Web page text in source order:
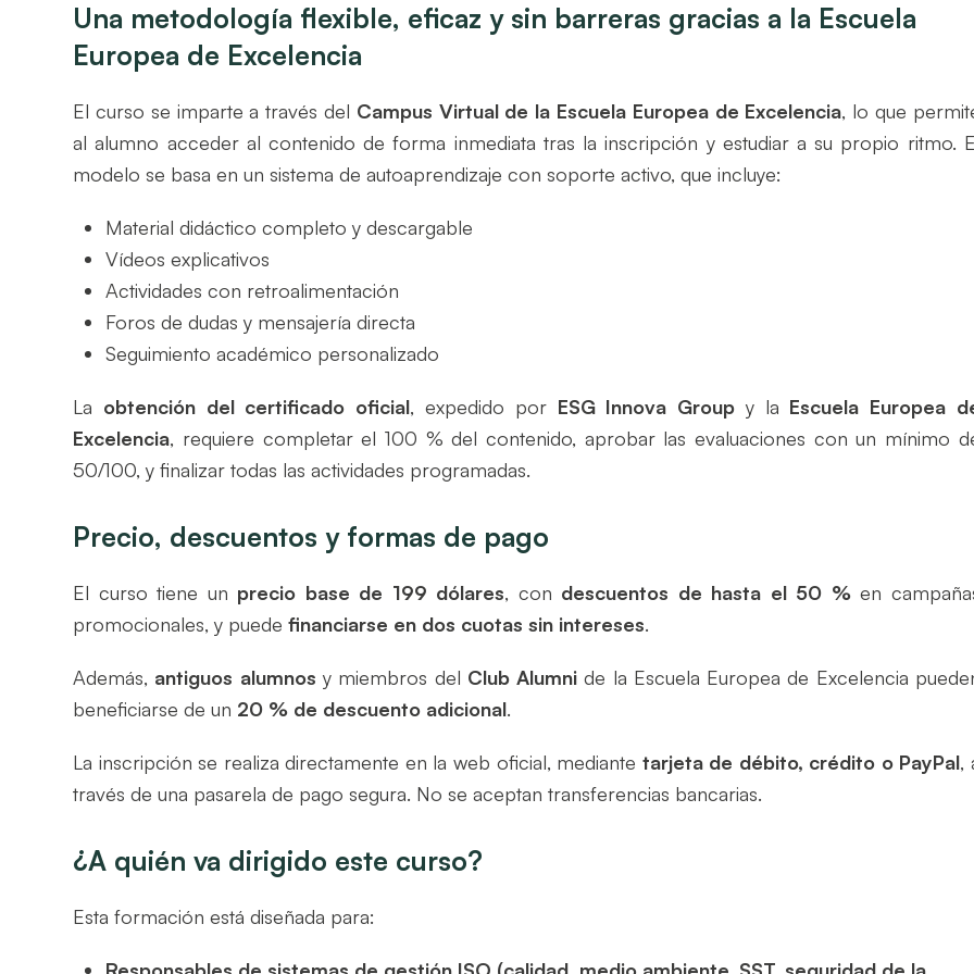
Una metodología flexible, eficaz y sin barreras gracias a la Escuela
Europea de Excelencia
El curso se imparte a través del Campus Virtual de la Escuela Europea de Excelencia, lo que
al alumno acceder al contenido de forma inmediata tras la inscripción y estudiar a su propio ritmo.
modelo se basa en un sistema de autoaprendizaje con soporte activo, que incluye:
Material didáctico completo y descargable
Vídeos explicativos
Actividades con retroalimentación
Foros de dudas y mensajería directa
Seguimiento académico personalizado
La obtención del certificado oficial, expedido por ESG Innova Group y la Escuela Europea
Excelencia, requiere completar el 100 % del contenido, aprobar las evaluaciones con un mínimo
50/100, y finalizar todas las actividades programadas.
Precio, descuentos y formas de pago
El curso tiene un precio base de 199 dólares, con descuentos de hasta el 50 %en
promocionales, y puedefinanciarse en dos cuotas sin intereses.
Además, antiguos alumnos y miembros del Club Alumni de la Escuela Europea de Excelencia
beneficiarse de un 20 % de descuento adicional.
La inscripción se realiza directamente en la web oficial, mediante tarjeta de débito, crédito o PayPal,
través de una pasarela de pago segura. No se aceptan transferencias bancarias.
¿A quién va dirigido este curso?
Esta formación está diseñada para: